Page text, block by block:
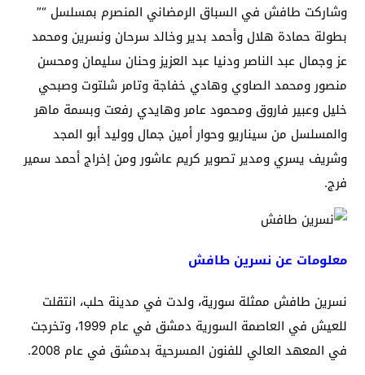
وشاركت طافش في السباق الرمضاني المنصرم بمسلسل “”
بطولة حمادة هلال وأحمد بدير وخالد سرحان ونسرين ومحمد
عز وجمال عبد الناصر ودنيا عبد العزيز وحنان سليمان ومحسن
منصور ومحمد الصاوي وهادي خفاجة وتامر شلتوت وصبحي
خليل وعبير فاروق ومحمود عامر وهايدي رفعت وبسمة ماهر
والمسلسل من سيناريو وحوار أمين جمال ووليد أبو المجد
وشريف يسري ومدير تصوير كريم عاشور ومن إخراج أحمد سمير
فرج.
معلومات عن نسرين طافش
نسرين طافش ممثلة سورية، ولدت في مدينة حلب، انتقلت
للعيش في العاصمة السورية دمشق في عام 1999، وتخرجت
في المعهد العالي للفنون المسرحية بدمشق في عام 2008.